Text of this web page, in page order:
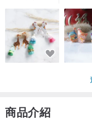
商品介紹